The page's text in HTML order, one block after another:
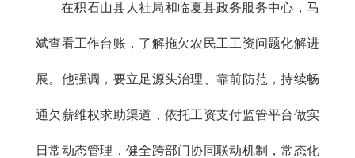
在积石山县人社局和临夏县政务服务中心，马
斌查看工作台账，了解拖欠农民工工资问题化解进
展。他强调，要立足源头治理、靠前防范，持续畅
通欠薪维权求助渠道，依托工资支付监管平台做实
日常动态管理，健全跨部门协同联动机制，常态化